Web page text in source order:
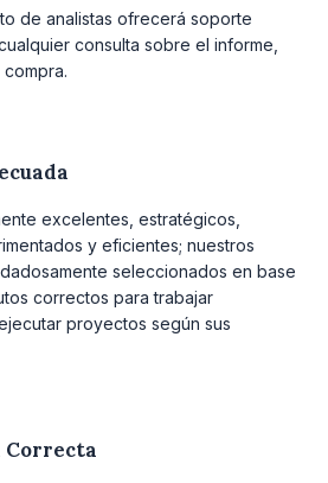
de analistas ofrecerá soporte
consulta sobre el informe,
excelentes, estratégicos,
y eficientes; nuestros
seleccionados en base
correctos para trabajar
proyectos según sus
Correcta